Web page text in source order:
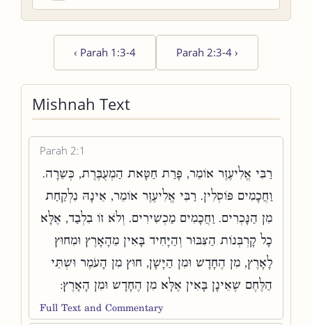
‹ Parah 1:3-4 Parah 2:3-4 ›
Mishnah Text
Parah 2:1
רַבִּי אֱלִיעֶזֶר אוֹמֵר, פָּרַת חַטָּאת הַמְעֻבֶּרֶת, כְּשֵׁרָה.
וַחֲכָמִים פּוֹסְלִין. רַבִּי אֱלִיעֶזֶר אוֹמֵר, אֵינָהּ נִלְקַחַת
מִן הַנָּכְרִים. וַחֲכָמִים מַכְשִׁירִים. וְלֹא זוֹ בִלְבַד, אֶלָּא
כָל קָרְבְּנוֹת הַצִּבּוּר וְהַיָּחִיד בָּאִין מֵהָאָרֶץ וּמִחוּץ
לָאָרֶץ, מִן הֶחָדָשׁ וּמִן הַיָּשָׁן, חוּץ מִן הָעֹמֶר וּשְׁתֵּי
הַלֶּחֶם שֶׁאֵינָן בָּאִין אֶלָּא מִן הֶחָדָשׁ וּמִן הָאָרֶץ:
Full Text and Commentary